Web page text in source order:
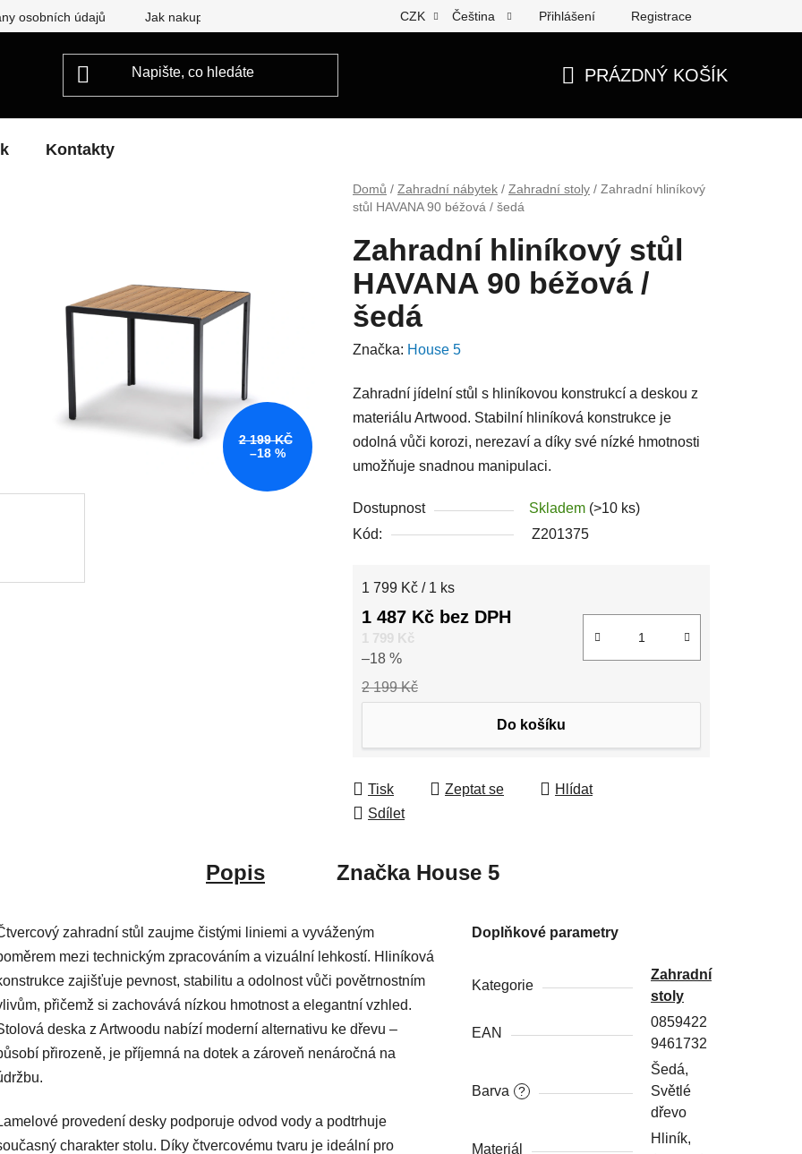
osobních údajů Jak nakupovat CZK Čeština Přihlášení Registrace
PRÁZDNÝ KOŠÍK
Kontakty
Domů / Zahradní nábytek / Zahradní stoly / Zahradní hliníkový
stůl HAVANA 90 béžová / šedá
Zahradní hliníkový stůl
HAVANA 90 béžová /
šedá
Značka: House 5
Zahradní jídelní stůl s hliníkovou konstrukcí a deskou z
materiálu Artwood. Stabilní hliníková konstrukce je
odolná vůči korozi, nerezaví a díky své nízké hmotnosti
umožňuje snadnou manipulaci.
Dostupnost Skladem (>10 ks)
Kód:
Z201375
2 199 Kč
–18 %
1 799 Kč
1 487 Kč bez DPH
Měrná cena:
1 799 Kč / 1 ks
Do košíku
Tisk Zeptat se
Hlídat
Sdílet
2 199 KČ
–18 %
Popis ZnačkaHouse 5
zahradní stůl zaujme čistými liniemi a vyváženým
mezi technickým zpracováním a vizuální lehkostí. Hliníková
zajišťuje pevnost, stabilitu a odolnost vůči povětrnostním
přičemž si zachovává nízkou hmotnost a elegantní vzhled.
deska z Artwoodu nabízí moderní alternativu ke dřevu –
přirozeně, je příjemná na dotek a zároveň nenáročná na
provedení desky podporuje odvod vody a podtrhuje
charakter stolu. Díky čtvercovému tvaru je ideální pro
Doplňkové parametry
Kategorie
Zahradní
stoly
EAN
0859422
9461732
?
Barva
Šedá,
Světlé
dřevo
Materiál
Hliník,